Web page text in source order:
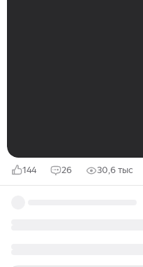
144 26 30,6 тыс